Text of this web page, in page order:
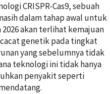
CRISPR-Cas9, sebuah
dalam tahap awal untuk
akan terlihat kemajuan
genetik pada tingkat
yang sebelumnya tidak
teknologi ini tidak hanya
penyakit seperti